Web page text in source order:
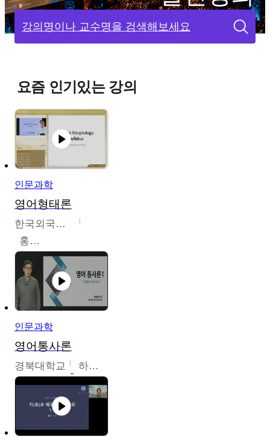
강의명이나 교수명을 검색해보세요
요즘 인기있는 강의
인문과학
영어형태론
한국외국어대학교
홍성훈
인문과학
영어통사론
경북대학교 하승완